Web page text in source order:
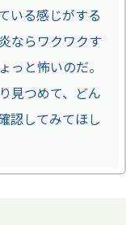
いる感じがする
ならワクワクす
っと怖いのだ。
見つめて、どん
認してみてほし